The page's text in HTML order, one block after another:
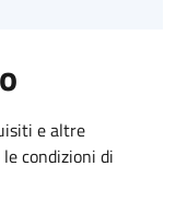
e altre
condizioni di